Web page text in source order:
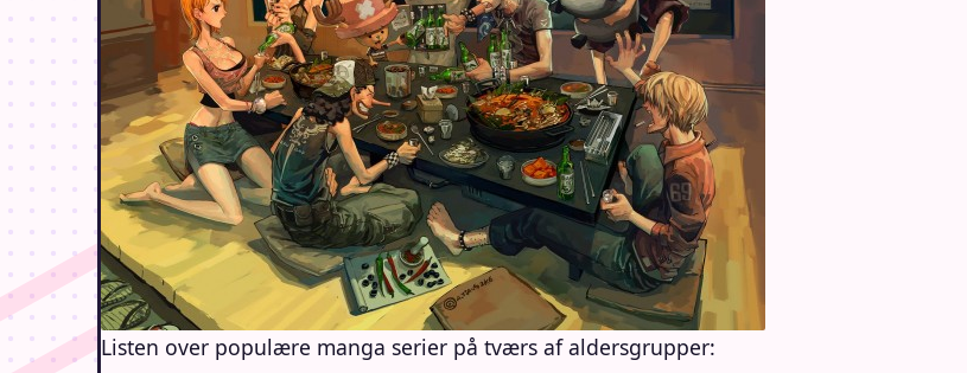
Listen over populære manga serier på tværs af aldersgrupper: